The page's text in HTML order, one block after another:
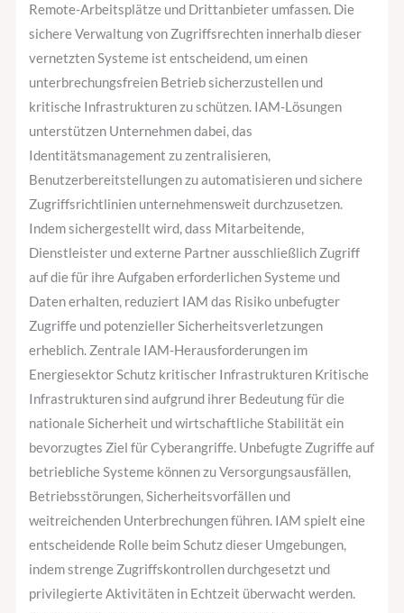
Remote-Arbeitsplätze und Drittanbieter umfassen. Die
sichere Verwaltung von Zugriffsrechten innerhalb dieser
vernetzten Systeme ist entscheidend, um einen
unterbrechungsfreien Betrieb sicherzustellen und
kritische Infrastrukturen zu schützen. IAM-Lösungen
unterstützen Unternehmen dabei, das
Identitätsmanagement zu zentralisieren,
Benutzerbereitstellungen zu automatisieren und sichere
Zugriffsrichtlinien unternehmensweit durchzusetzen.
Indem sichergestellt wird, dass Mitarbeitende,
Dienstleister und externe Partner ausschließlich Zugriff
auf die für ihre Aufgaben erforderlichen Systeme und
Daten erhalten, reduziert IAM das Risiko unbefugter
Zugriffe und potenzieller Sicherheitsverletzungen
erheblich. Zentrale IAM-Herausforderungen im
Energiesektor Schutz kritischer Infrastrukturen Kritische
Infrastrukturen sind aufgrund ihrer Bedeutung für die
nationale Sicherheit und wirtschaftliche Stabilität ein
bevorzugtes Ziel für Cyberangriffe. Unbefugte Zugriffe auf
betriebliche Systeme können zu Versorgungsausfällen,
Betriebsstörungen, Sicherheitsvorfällen und
weitreichenden Unterbrechungen führen. IAM spielt eine
entscheidende Rolle beim Schutz dieser Umgebungen,
indem strenge Zugriffskontrollen durchgesetzt und
privilegierte Aktivitäten in Echtzeit überwacht werden.